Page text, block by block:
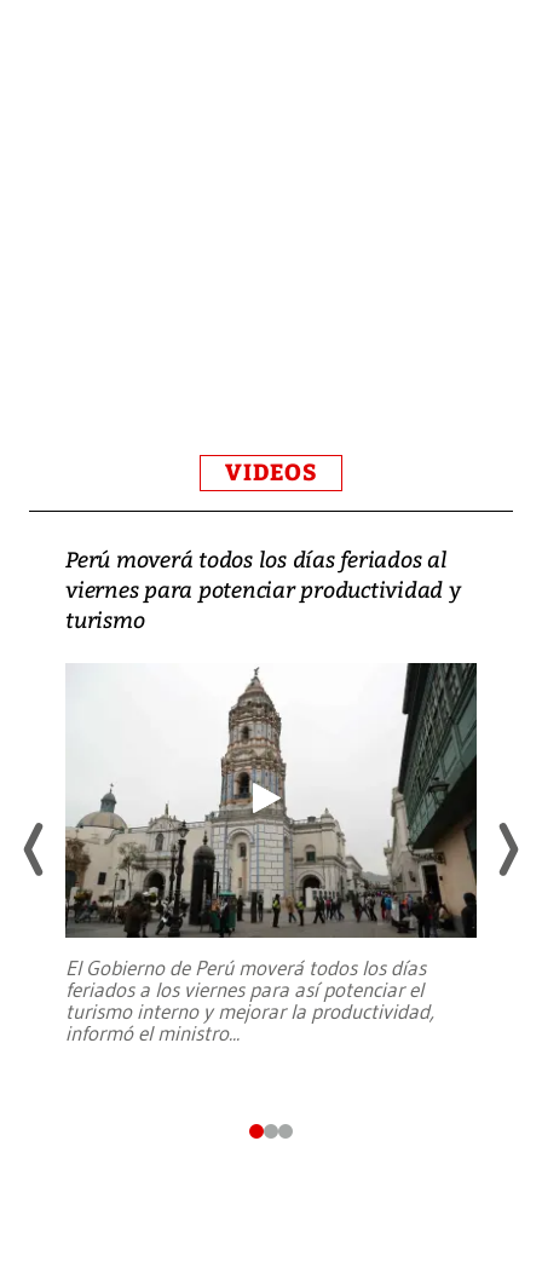
VIDEOS
Perú moverá todos los días feriados al
viernes para potenciar productividad y
turismo
El Gobierno de Perú moverá todos los días
feriados a los viernes para así potenciar el
turismo interno y mejorar la productividad,
informó el ministro...